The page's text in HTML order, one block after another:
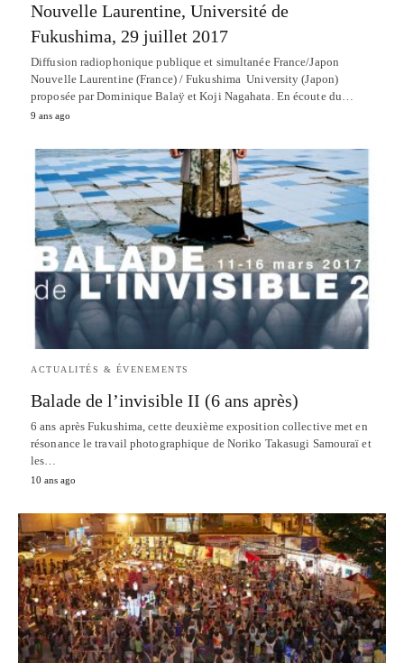
Nouvelle Laurentine, Université de
Fukushima, 29 juillet 2017
Diffusion radiophonique publique et simultanée France/Japon
Nouvelle Laurentine (France) / Fukushima University (Japon)
proposée par Dominique Balaÿ et Koji Nagahata. En écoute du…
9 ans ago
ACTUALITÉS & ÉVENEMENTS
Balade de l’invisible II (6 ans après)
6 ans après Fukushima, cette deuxième exposition collective met en
résonance le travail photographique de Noriko Takasugi Samouraï et
les…
10 ans ago